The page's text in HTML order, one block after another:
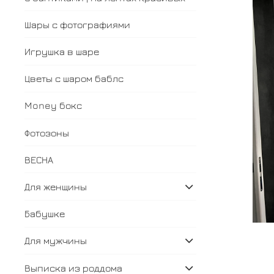
Шары с фотографиями
Игрушка в шаре
Цветы с шаром баблс
Money бокс
Фотозоны
ВЕСНА
Для женщины
Бабушке
Для мужчины
Выписка из роддома